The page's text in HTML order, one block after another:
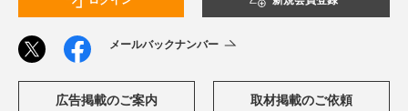
メールバックナンバー
広告掲載のご案内 取材掲載のご依頼